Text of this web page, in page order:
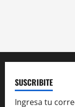
SUSCRIBITE
Ingresa tu